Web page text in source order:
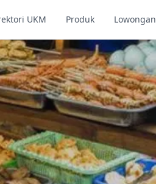
UKM Produk Lowongan